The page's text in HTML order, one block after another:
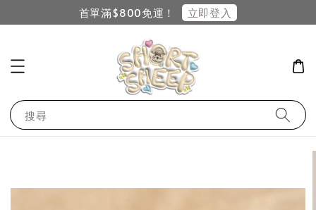
首單滿$800免運！ 立即登入
搜尋